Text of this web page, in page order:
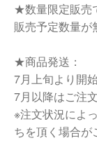
★数量限定販売
販売予定数量が
★商品発送：
7月上旬より開
7月以降はご注
※注文状況によ
ちを頂く場合が